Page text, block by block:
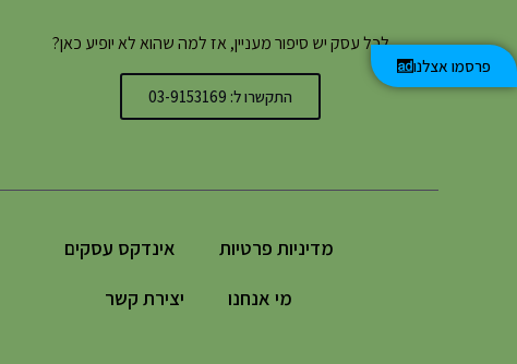
פרסמו אצלנו
לכל עסק יש סיפור מעניין, אז למה שהוא לא יופיע כאן?
התקשרו ל: 03-9153169
מדיניות פרטיות
אינדקס עסקים
מי אנחנו
יצירת קשר